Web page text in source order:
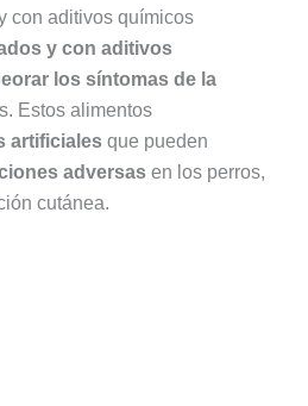
con aditivos químicos
y con aditivos
los síntomas de la
Estos alimentos
artificialesque pueden
adversasen los perros,
cutánea.